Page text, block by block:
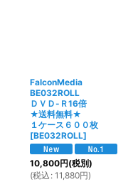
FalconMedia
BE032ROLL
ＤＶＤ-Ｒ16倍
★送料無料★
１ケース６００枚
[BE032ROLL]
10,800円(税別)
(税込 : 11,880円)